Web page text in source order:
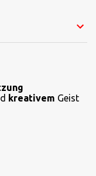
kreativem Geist